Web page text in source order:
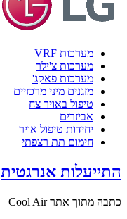
מערכות VRF
מערכות צ'ילר
מערכות פאקג'
מזגנים מיני מרכזיים
טיפול באויר צח
אביזרים
יחידות טיפול אויר
חימום תת רצפתי
התייעלות אנרגטית
כתבה מתוך אתר Cool Air